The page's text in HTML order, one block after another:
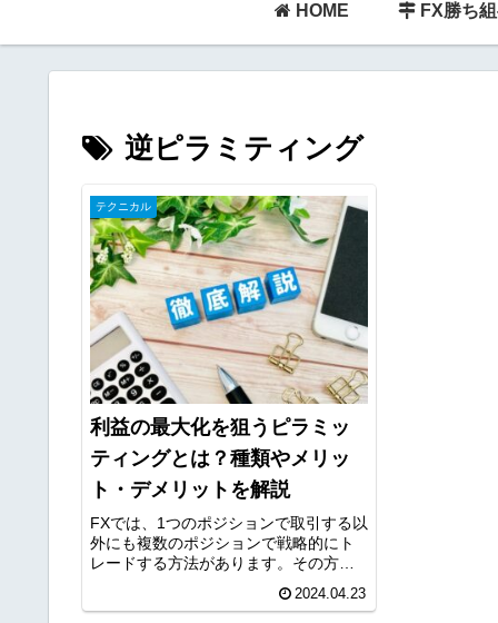
HOME FX勝ち
逆ピラミティング
テクニカル
利益の最大化を狙うピラミッ
ティングとは？種類やメリッ
ト・デメリットを解説
FXでは、1つのポジションで取引する以
外にも複数のポジションで戦略的にト
レードする方法があります。その方法
は、ピラミッティングやナンピンと言
われている手法です。今回は、複数の
2024.04.23